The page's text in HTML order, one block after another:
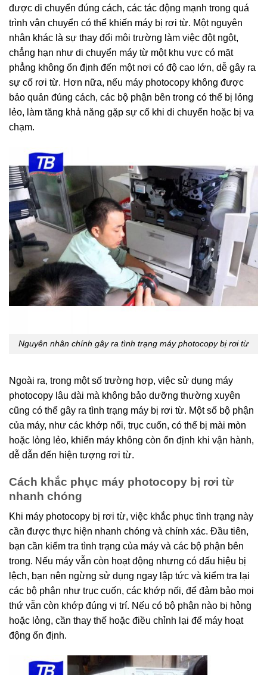
được di chuyển đúng cách, các tác động mạnh trong quá
trình vận chuyển có thể khiến máy bị rơi từ. Một nguyên
nhân khác là sự thay đổi môi trường làm việc đột ngột,
chẳng hạn như di chuyển máy từ một khu vực có mặt
phẳng không ổn định đến một nơi có độ cao lớn, dễ gây ra
sự cố rơi từ. Hơn nữa, nếu máy photocopy không được
bảo quản đúng cách, các bộ phận bên trong có thể bị lỏng
lẻo, làm tăng khả năng gặp sự cố khi di chuyển hoặc bị va
chạm.
Nguyên nhân chính gây ra tình trạng máy photocopy bị rơi từ
Ngoài ra, trong một số trường hợp, việc sử dụng máy
photocopy lâu dài mà không bảo dưỡng thường xuyên
cũng có thể gây ra tình trạng máy bị rơi từ. Một số bộ phận
của máy, như các khớp nối, trục cuốn, có thể bị mài mòn
hoặc lỏng lẻo, khiến máy không còn ổn định khi vận hành,
dễ dẫn đến hiện tượng rơi từ.
Cách khắc phục máy photocopy bị rơi từ
nhanh chóng
Khi máy photocopy bị rơi từ, việc khắc phục tình trạng này
cần được thực hiện nhanh chóng và chính xác. Đầu tiên,
bạn cần kiểm tra tình trạng của máy và các bộ phận bên
trong. Nếu máy vẫn còn hoạt động nhưng có dấu hiệu bị
lệch, bạn nên ngừng sử dụng ngay lập tức và kiểm tra lại
các bộ phận như trục cuốn, các khớp nối, để đảm bảo mọi
thứ vẫn còn khớp đúng vị trí. Nếu có bộ phận nào bị hỏng
hoặc lỏng, cần thay thế hoặc điều chỉnh lại để máy hoạt
động ổn định.